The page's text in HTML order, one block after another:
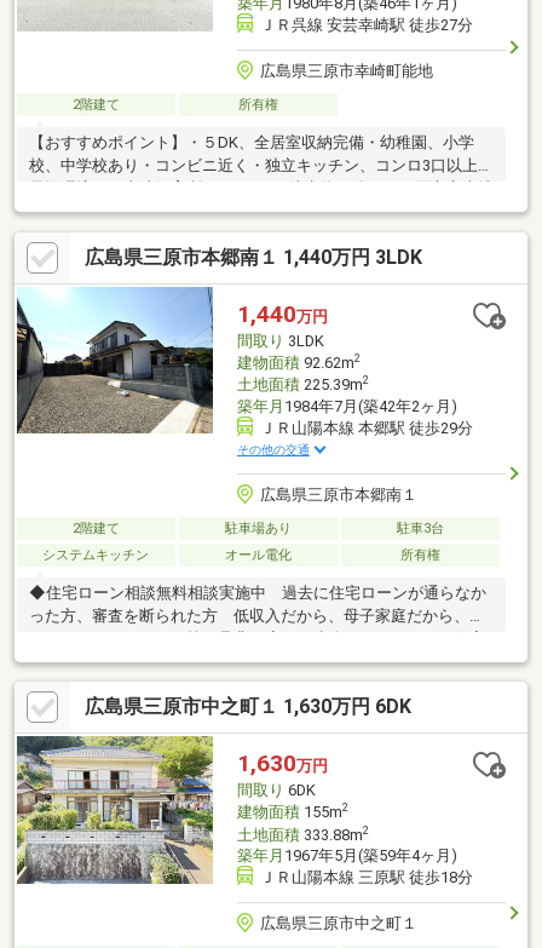
ＪＲ呉線 安芸幸崎駅 徒歩27分
広島県三原市幸崎町能地
2階建て 所有権
【おすすめポイント】・５DK、全居室収納完備・幼稚園、小学
校、中学校あり・コンビニ近く・独立キッチン、コンロ3口以上＼
小学校まで1317m（徒歩約16分）・三原市立幸崎中学校まで
492m（徒歩約6分）・セブンイレブン三原幸崎町店まで740m（徒
歩約9分）◇お問い合わせ方法◇【見学予約（無料）】のフォー
ムをご入力いただくか、084-999-8448までお気軽にお問い合わせ
ください！◇LINEをご登録いただくと24時間365日ご対応可能で
す◇⇒＠509ｄｐｙｐｘ登録して最新情報をゲット！！
広島県三原市本郷南１ 1,440万円 3LDK
1,440万円
間取り 3LDK
建物面積92.62m2
土地面積225.39m2
築年月 1984年7月(築42年2ヶ月)
ＪＲ山陽本線 本郷駅 徒歩29分
その他の交通
広島県三原市本郷南１
2階建て 駐車場あり
駐車3台
システムキッチン
オール電化 所有権
◆住宅ローン相談無料相談実施中 過去に住宅ローンが通らなか
った方、審査を断られた方 低収入だから、母子家庭だから、カ
ードローンがあるから等 是非一度、ご連絡下さい。 住宅
ローンを通してきた実績があります。◆三原市内を中心に、数多
くのの仲介物件を取り扱っております。 新築戸建てだけでな
く、中古戸建、中古マンション、売土地など幅広くご紹介できま
す♪ ＨＰにもたくさん掲載しております。◆LINEからでもお
問い合わせ頂けます♪ 友達追加→『@582hulsx』でID検索！！
広島県三原市中之町１ 1,630万円 6DK
1,630万円
間取り 6DK
建物面積155m2
土地面積333.88m2
築年月 1967年5月(築59年4ヶ月)
ＪＲ山陽本線 三原駅 徒歩18分
広島県三原市中之町１